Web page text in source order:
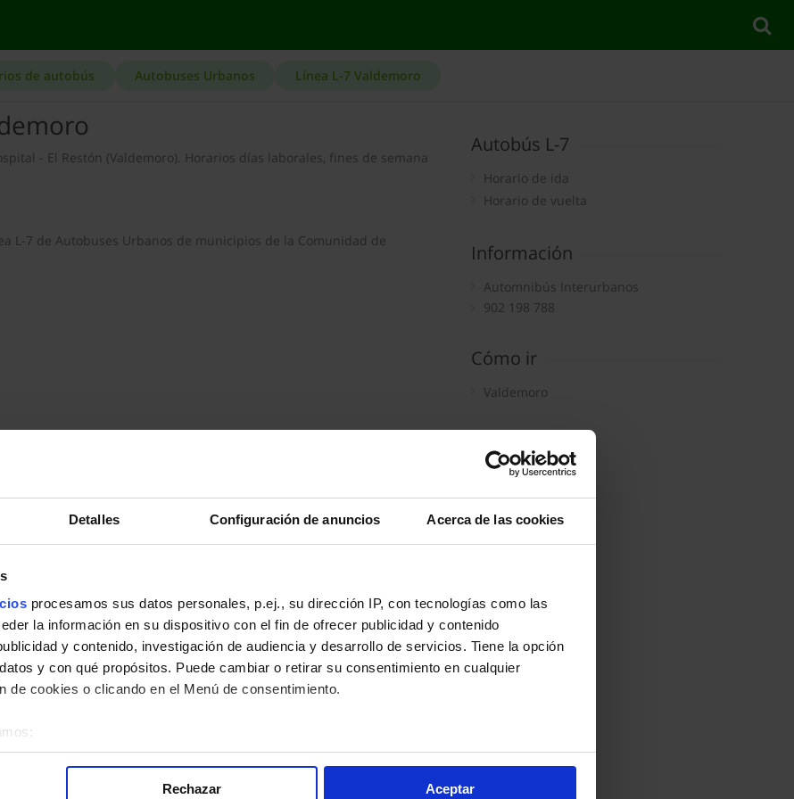
Detalles Configuración de anuncios Acerca de las cookies
procesamos sus datos personales, p.ej., su dirección IP, con tecnologías como las
la información en su dispositivo con el fin de ofrecer publicidad y contenido
y contenido, investigación de audiencia y desarrollo de servicios. Tiene la opción
y con qué propósitos. Puede cambiar o retirar su consentimiento en cualquier
de cookies o clicando en el Menú de consentimiento.
su ubicación geográfica que puede tener una precisión de varios metros
activamente para buscar características específicas (huellas digitales)
cómo se procesan sus datos personales y establezca sus preferencias en la
Rechazar Aceptar
de autobús Autobuses Urbanos Línea L-7 Valdemoro
- El Restón (Valdemoro). Horarios días laborales, fines de semana
L-7 de Autobuses Urbanos de municipios de la Comunidad de
L-7 de Autobuses Urbanos de municipios de la Comunidad de
Autobús L-7
Horario de ida
Horario de vuelta
Información
Automnibús Interurbanos
902 198 788
Cómo ir
Valdemoro